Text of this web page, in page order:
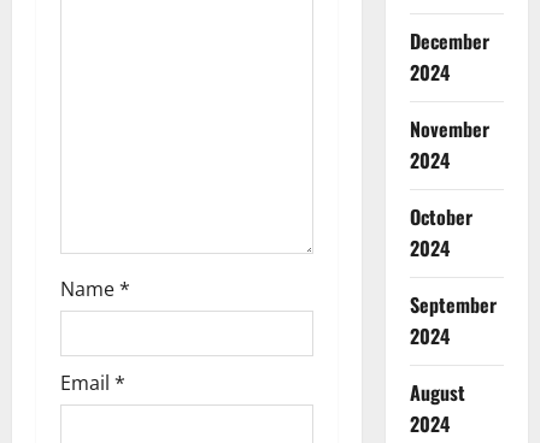
Name*
Email *
December
2024
November
2024
October
2024
September
2024
August
2024